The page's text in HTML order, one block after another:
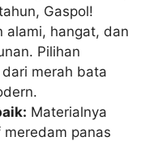
Gaspol!
alami, hangat, dan
Pilihan
merah bata
Materialnya
panas